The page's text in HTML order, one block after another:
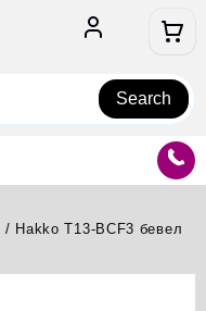
Search
/ Hakko T13-BCF3 бевел